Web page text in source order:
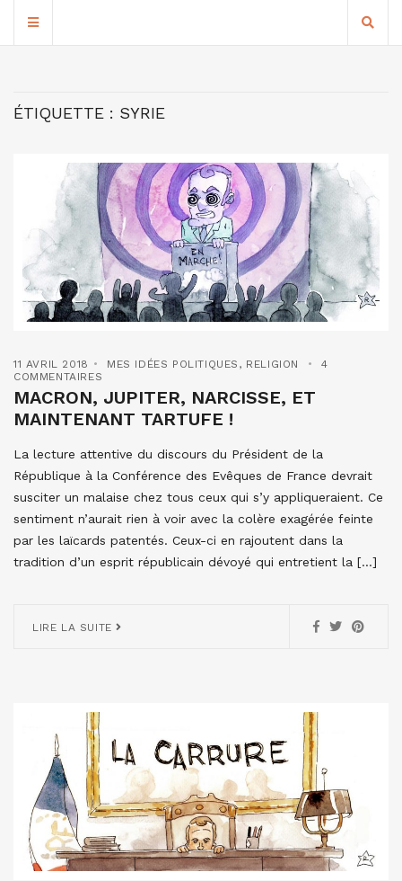
ÉTIQUETTE : SYRIE
11 AVRIL 2018 MES IDÉES POLITIQUES , RELIGION
4
COMMENTAIRES
MACRON, JUPITER, NARCISSE, ET
MAINTENANT TARTUFE !
La lecture attentive du discours du Président de la
République à la Conférence des Evêques de France devrait
susciter un malaise chez tous ceux qui s’y appliqueraient. Ce
sentiment n’aurait rien à voir avec la colère exagérée feinte
par les laïcards patentés. Ceux-ci en rajoutent dans la
tradition d’un esprit républicain dévoyé qui entretient la […]
LIRE LA SUITE